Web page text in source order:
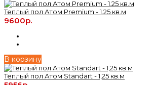
Теплый пол Атом Premium - 1.25 кв.м
9600р.
В корзину
Теплый пол Атом Standart - 1,25 кв.м